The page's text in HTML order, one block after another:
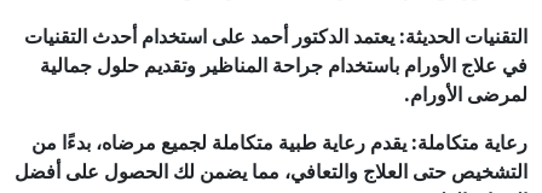
التقنيات الحديثة: يعتمد الدكتور أحمد على استخدام أحدث التقنيات
في علاج الأورام باستخدام جراحة المناظير وتقديم حلول جمالية
لمرضى الأورام.
رعاية متكاملة: يقدم رعاية طبية متكاملة لجميع مرضاه، بدءًا من
التشخيص حتى العلاج والتعافي، مما يضمن لك الحصول على أفضل